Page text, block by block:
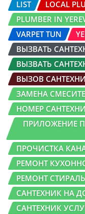
LIST LOCAL
PLUMBER IN
VARPET TUN
ВЫЗВАТЬ
ВЫЗВАТЬ
ВЫЗОВ
ЗАМЕНА
НОМЕР
ПРИЛОЖЕНИЕ
ПРОЧИСТКА
РЕМОНТ
РЕМОНТ
САНТЕХНИК НА
САНТЕХНИК